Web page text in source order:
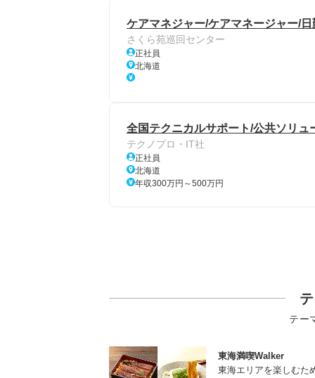
ケアマネジャー/ケアマネージャー/
さくら苑巡回センター
正社員
北海道
全国テクニカルサポート/公共ソリ
テクノプロ・IT社
正社員
北海道
年収300万円～500万円
テー
東海満喫Walker
東海エリアを楽しむた